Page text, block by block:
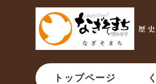
ページの先頭です
トップページ